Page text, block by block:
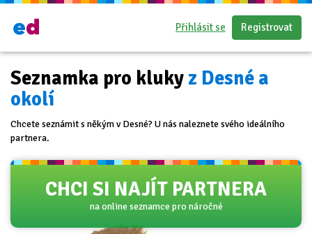
Přihlásit se Registrovat
Seznamka pro kluky z Desné a
okolí
Chcete seznámit s někým v Desné? U nás naleznete svého ideálního
partnera.
CHCI SI NAJÍT PARTNERA
na online seznamce pro náročné